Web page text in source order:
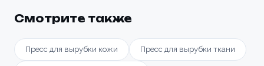
Смотрите также
Пресс для вырубки кожи Пресс для вырубки ткани